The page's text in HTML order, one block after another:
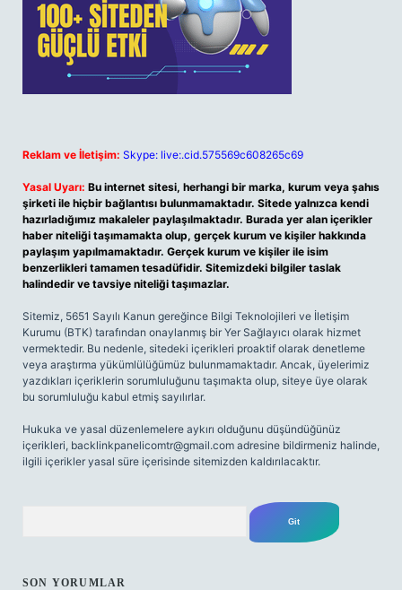
Reklam ve İletişim: Skype: live:.cid.575569c608265c69
Yasal Uyarı: Bu internet sitesi, herhangi bir marka, kurum veya şahıs
şirketi ile hiçbir bağlantısı bulunmamaktadır. Sitede yalnızca kendi
hazırladığımız makaleler paylaşılmaktadır. Burada yer alan içerikler
haber niteliği taşımamakta olup, gerçek kurum ve kişiler hakkında
paylaşım yapılmamaktadır. Gerçek kurum ve kişiler ile isim
benzerlikleri tamamen tesadüfidir. Sitemizdeki bilgiler taslak
halindedir ve tavsiye niteliği taşımazlar.
Sitemiz, 5651 Sayılı Kanun gereğince Bilgi Teknolojileri ve İletişim
Kurumu (BTK) tarafından onaylanmış bir Yer Sağlayıcı olarak hizmet
vermektedir. Bu nedenle, sitedeki içerikleri proaktif olarak denetleme
veya araştırma yükümlülüğümüz bulunmamaktadır. Ancak, üyelerimiz
yazdıkları içeriklerin sorumluluğunu taşımakta olup, siteye üye olarak
bu sorumluluğu kabul etmiş sayılırlar.
Hukuka ve yasal düzenlemelere aykırı olduğunu düşündüğünüz
içerikleri, backlinkpanelicomtr@gmail.com adresine bildirmeniz halinde,
ilgili içerikler yasal süre içerisinde sitemizden kaldırılacaktır.
SON YORUMLAR